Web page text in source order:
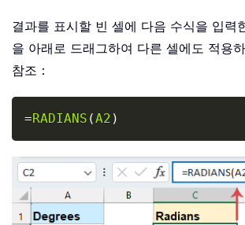
결과를 표시할 빈 셀에 다음 수식을 입력
을 아래로 드래그하여 다른 셀에도 적용
참조：
=RADIANS (A2 )